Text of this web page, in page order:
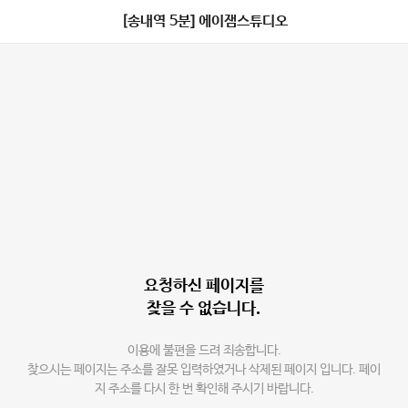
[송내역 5분] 에이잼스튜디오
요청하신 페이지를
찾을 수 없습니다.
이용에 불편을 드려 죄송합니다.
찾으시는 페이지는 주소를 잘못 입력하였거나 삭제된 페이지 입니다. 페이
지 주소를 다시 한 번 확인해 주시기 바랍니다.